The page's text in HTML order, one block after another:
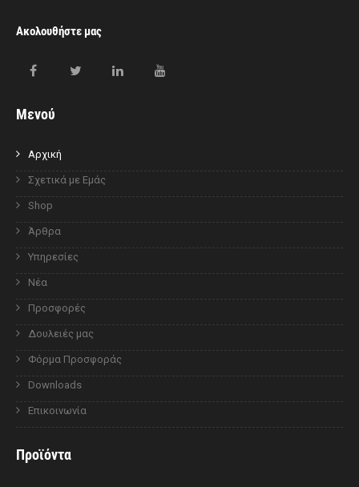
Ακολουθήστε μας
Μενού
Αρχική
Σχετικά με Εμάς
Shop
Άρθρα
Υπηρεσίες
Νέα
Προσφορές
Δουλειές μας
Φόρμα Προσφοράς
Downloads
Επικοινωνία
Προϊόντα